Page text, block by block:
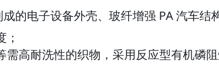
的电子设备外壳、玻纤增强 PA 汽车
；
需高耐洗性的织物，采用反应型有机磷